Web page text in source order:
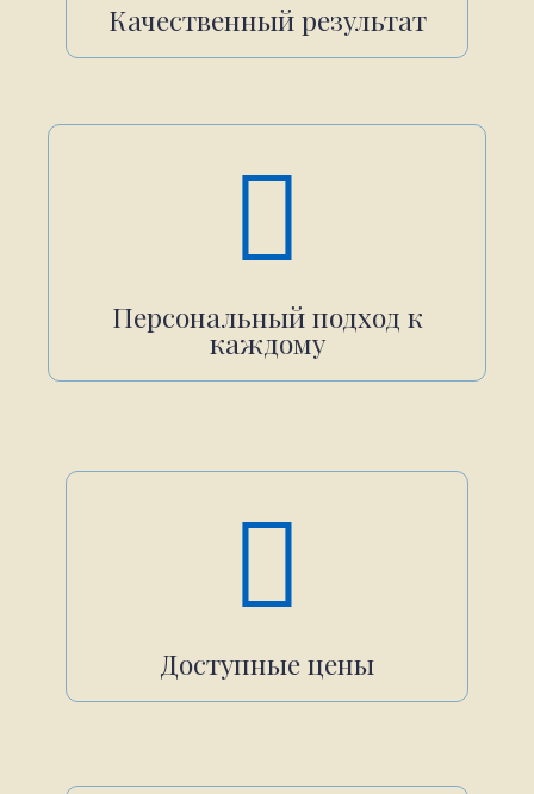
Качественный результат
Персональный подход к
каждому
Доступные цены